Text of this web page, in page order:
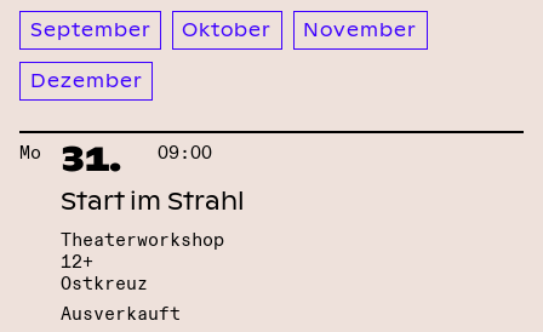
September Oktober November
Dezember
Mo 31. 09:00
Start im Strahl
Theaterworkshop
12+
Ostkreuz
Ausverkauft